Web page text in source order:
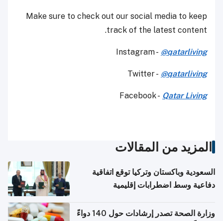
Make sure to check out our social media to keep
track of the latest content.
Instagram - @qatarliving
Twitter - @qatarliving
Facebook - Qatar Living
المزيد من المقالات
السعودية وباكستان وتركيا توقع اتفاقية
دفاعية وسط اضطرابات إقليمية
وزارة الصحة تصدر إرشادات حول 140 دواءً